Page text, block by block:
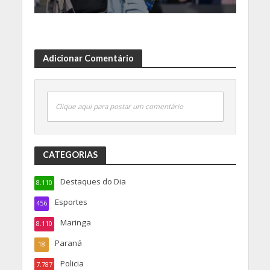
Adicionar Comentário
Clique aqui para postar um comentário
CATEGORIAS
Destaques do Dia
8.110
Esportes
456
Maringa
8.110
Paraná
18
Policia
7.787